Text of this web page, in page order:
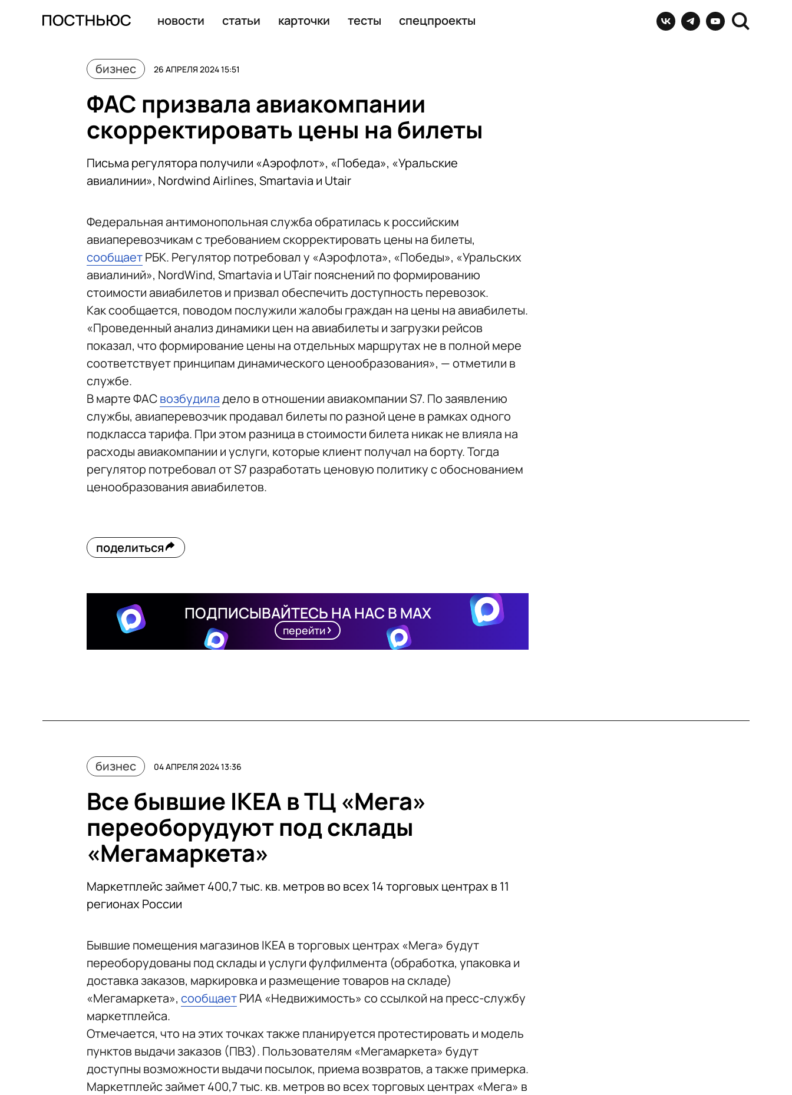
новости статьи карточки тесты спецпроекты
бизнес 26 АПРЕЛЯ 2024 15:51
ФАС призвала авиакомпании
скорректировать цены на билеты
Письма регулятора получили «Аэрофлот», «Победа», «Уральские
авиалинии», Nordwind Airlines, Smartavia и Utair
Федеральная антимонопольная служба обратилась к российским
авиаперевозчикам с требованием скорректировать цены на билеты,
сообщаетРБК. Регулятор потребовал у «Аэрофлота», «Победы», «Уральских
авиалиний», NordWind, Smartavia и UTair пояснений по формированию
стоимости авиабилетов и призвал обеспечить доступность перевозок.
Как сообщается, поводом послужили жалобы граждан на цены на авиабилеты.
«Проведенный анализ динамики цен на авиабилеты и загрузки рейсов
показал, что формирование цены на отдельных маршрутах не в полной мере
соответствует принципам динамического ценообразования», — отметили в
службе.
В марте ФАСвозбудиладело в отношении авиакомпании S7. По заявлению
службы, авиаперевозчик продавал билеты по разной цене в рамках одного
подкласса тарифа. При этом разница в стоимости билета никак не влияла на
расходы авиакомпании и услуги, которые клиент получал на борту. Тогда
регулятор потребовал от S7 разработать ценовую политику с обоснованием
ценообразования авиабилетов.
поделиться
ПОДПИСЫВАЙТЕСЬ НА НАС В MAX
перейти
бизнес 04 АПРЕЛЯ 2024 13:36
Все бывшие IKEA в ТЦ «Мега»
переоборудуют под склады
«Мегамаркета»
Маркетплейс займет 400,7 тыс. кв. метров во всех 14 торговых центрах в 11
регионах России
Бывшие помещения магазинов IKEA в торговых центрах «Мега» будут
переоборудованы под склады и услуги фулфилмента (обработка, упаковка и
доставка заказов, маркировка и размещение товаров на складе)
«Мегамаркета», сообщаетРИА «Недвижимость» со ссылкой на пресс-службу
маркетплейса.
Отмечается, что на этих точках также планируется протестировать и модель
пунктов выдачи заказов (ПВЗ). Пользователям «Мегамаркета» будут
доступны возможности выдачи посылок, приема возвратов, а также примерка.
Маркетплейс займет 400,7 тыс. кв. метров во всех торговых центрах «Мега» в